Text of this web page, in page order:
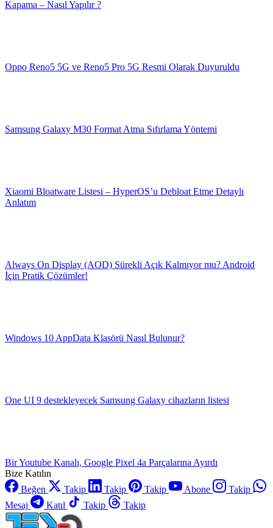
Kapama – Nasıl Yapılır ?
Oppo Reno5 5G ve Reno5 Pro 5G Resmi Olarak Duyuruldu
Samsung Galaxy M30 Format Atma Sıfırlama Yöntemi
Xiaomi Bloatware Listesi – HyperOS’u Debloat Etme Detaylı
Anlatım
Always On Display (AOD) Sürekli Açık Kalmıyor mu? Android
İçin Pratik Çözümler!
Windows 10 AppData Klasörü Nasıl Bulunur?
One UI 9 destekleyecek Samsung Galaxy cihazların listesi
Bir Youtube Kanalı, Google Pixel 4a Parçalarına Ayırdı
Bize Katılın
Beğen
Takip Takip Takip Abone
Takip
Mesaj
Katıl Takip Takip